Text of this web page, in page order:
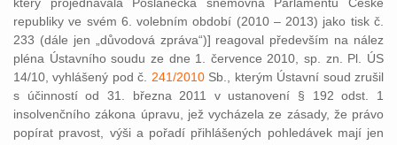
republiky ve svém 6. volebním období (2010 – 2013) jako tisk č.
233 (dále jen „důvodová zpráva“)] reagoval především na nález
pléna Ústavního soudu ze dne 1. července 2010, sp. zn. Pl. ÚS
14/10, vyhlášený pod č. 241/2010Sb., kterým Ústavní soud zrušil
s účinností od 31. března 2011 v ustanovení § 192 odst. 1
insolvenčního zákona úpravu, jež vycházela ze zásady, že právo
popírat pravost, výši a pořadí přihlášených pohledávek mají jen